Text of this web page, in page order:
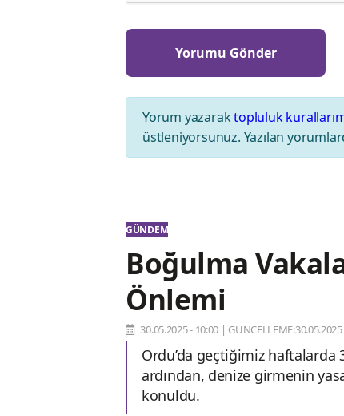
Yorum yazaraktopluluk
üstleniyorsunuz. Yazılan
GÜNDEM
Boğulma
Önlemi
30.05.2025 - 10:00 |
Ordu’da geçtiğimiz haftalarda
ardından, denize girmenin
konuldu.